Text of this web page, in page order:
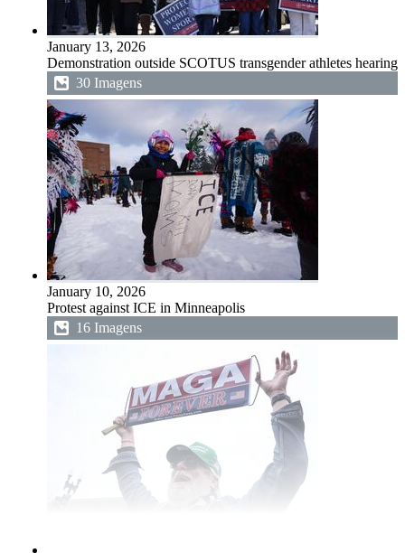
January 13, 2026
Demonstration outside SCOTUS transgender athletes hearing
30 Imagens
January 10, 2026
Protest against ICE in Minneapolis
16 Imagens